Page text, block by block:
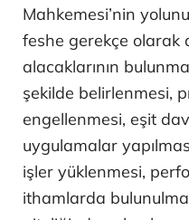
Mahkemesi’nin
feshe gerekçe olarak
alacaklarının
şekilde belirlenmesi,
engellenmesi, eşit
uygulamalar
işler yüklenmesi,
ithamlarda